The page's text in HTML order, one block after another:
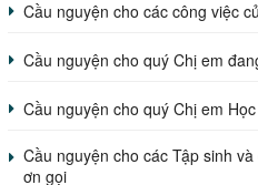
Cầu nguyện cho các công việc
Cầu nguyện cho quý Chị em
Cầu nguyện cho quý Chị em
Cầu nguyện cho các Tập sinh
ơn gọi